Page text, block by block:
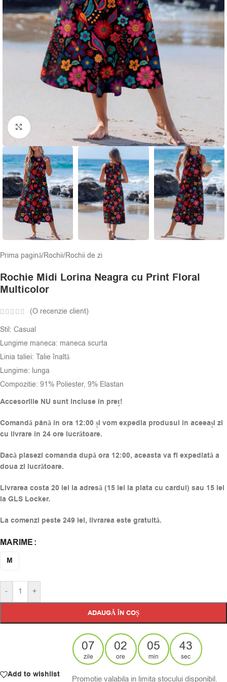
Click to enlarge
Prima pagină/Rochii/Rochii de zi
Rochie Midi Lorina Neagra cu Print Floral
Multicolor
(O recenzie client)
Stil: Casual
Lungime maneca: maneca scurta
Linia taliei: Talie înaltă
Lungime: lunga
Compozitie: 91% Poliester, 9% Elastan
Accesoriile NU sunt incluse în preț!
Comandă până în ora 12:00 și vom expedia produsul în aceeași zi
cu livrare în 24 ore lucrătoare.
Dacă plasezi comanda după ora 12:00, aceasta va fi expediată a
doua zi lucrătoare.
Livrarea costa 20 lei la adresă (15 lei la plata cu cardul) sau 15 lei
la GLS Locker.
La comenzi peste 249 lei, livrarea este gratuită.
MARIME
M
- +
ADAUGĂ ÎN COȘ
Alternative:
Add to wishlist
07
zile
02
ore
05
min
43
sec
Promotie valabila in limita stocului disponibil.